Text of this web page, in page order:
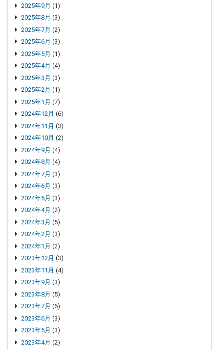
2025年9月 (1)
2025年8月 (3)
2025年7月 (2)
2025年6月 (3)
2025年5月 (1)
2025年4月 (4)
2025年3月 (3)
2025年2月 (1)
2025年1月 (7)
2024年12月 (6)
2024年11月 (3)
2024年10月 (2)
2024年9月 (4)
2024年8月 (4)
2024年7月 (3)
2024年6月 (3)
2024年5月 (3)
2024年4月 (2)
2024年3月 (5)
2024年2月 (3)
2024年1月 (2)
2023年12月 (3)
2023年11月 (4)
2023年9月 (3)
2023年8月 (5)
2023年7月 (6)
2023年6月 (3)
2023年5月 (3)
2023年4月 (2)